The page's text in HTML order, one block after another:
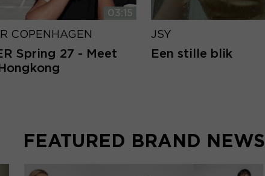
03:15
COPENHAGEN
Spring 27 - Meet
JSY
Een stille blik
FEATURED BRAND NEWS